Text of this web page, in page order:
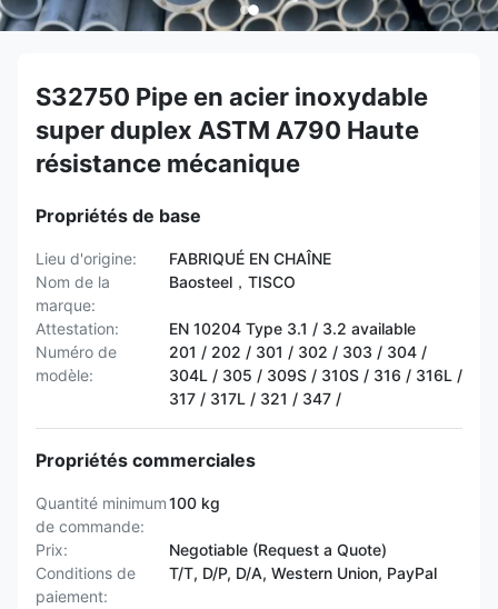
S32750 Pipe en acier inoxydable
super duplex ASTM A790 Haute
résistance mécanique
Propriétés de base
Lieu d'origine:
FABRIQUÉ EN CHAÎNE
Nom de la
marque:
Baosteel，TISCO
Attestation:
EN 10204 Type 3.1 / 3.2 available
Numéro de
modèle:
201 / 202 / 301 / 302 / 303 / 304 /
304L / 305 / 309S / 310S / 316 / 316L /
317 / 317L / 321 / 347 /
Propriétés commerciales
Quantité minimum
de commande:
100 kg
Prix:
Negotiable (Request a Quote)
Conditions de
paiement:
T/T, D/P, D/A, Western Union, PayPal